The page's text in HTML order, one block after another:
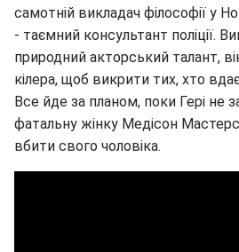
самотній викладач філософії у
- таємний консультант поліції.
природний акторський талант,
кілера, щоб викрити тих, хто
Все йде за планом, поки Гері не
фатальну жінку Медісон
вбити свого чоловіка.